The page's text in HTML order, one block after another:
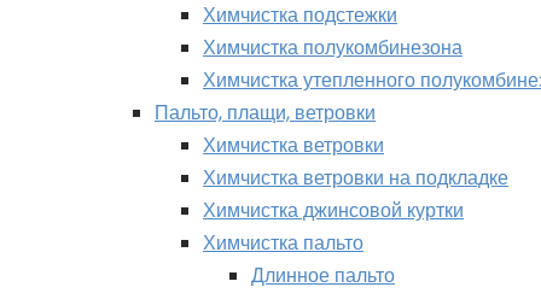
Химчистка подстежки
Химчистка полукомбинезона
Химчистка утепленного
Пальто, плащи, ветровки
Химчистка ветровки
Химчистка ветровки на подкладке
Химчистка джинсовой куртки
Химчистка пальто
Длинное пальто